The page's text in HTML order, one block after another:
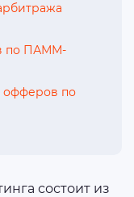
по ПАММ-
офферов по
состоит из